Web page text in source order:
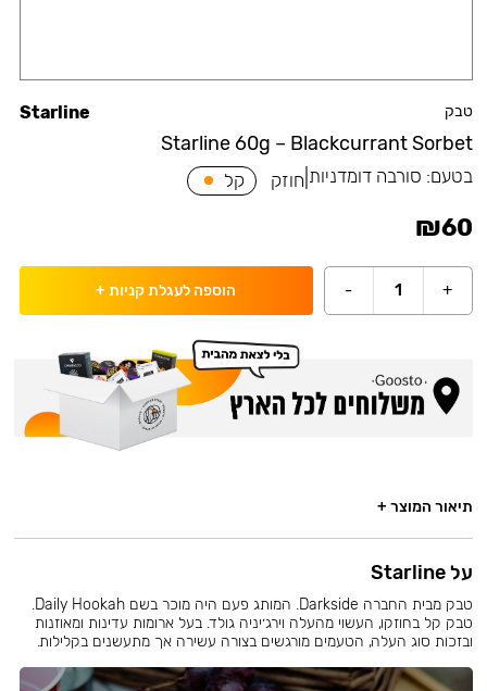
טבק
Starline 60g – Blackcurrant Sorbet
Starline
בטעם: סורבה דומדניות חוזק קל
₪60
+
1
- הוספה לעגלת קניות +
תיאור המוצר +
על Starline
טבק מבית החברה Darkside. המותג פעם היה מוכר בשם Daily Hookah.
טבק קל בחוזקו, העשוי מהעלה וירג׳יניה גולד. בעל ארומות עדינות ומאוזנות
ובזכות סוג העלה, הטעמים מורגשים בצורה עשירה אך מתעשנים בקלילות.